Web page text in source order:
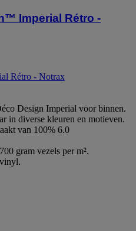
Imperial Rétro -
Rétro - Notrax
Design Imperial voor binnen.
in diverse kleuren en motieven.
van 100% 6.0
gram vezels per m².